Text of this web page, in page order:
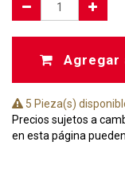
5 Pieza(s)
Precios sujetos a
en esta página